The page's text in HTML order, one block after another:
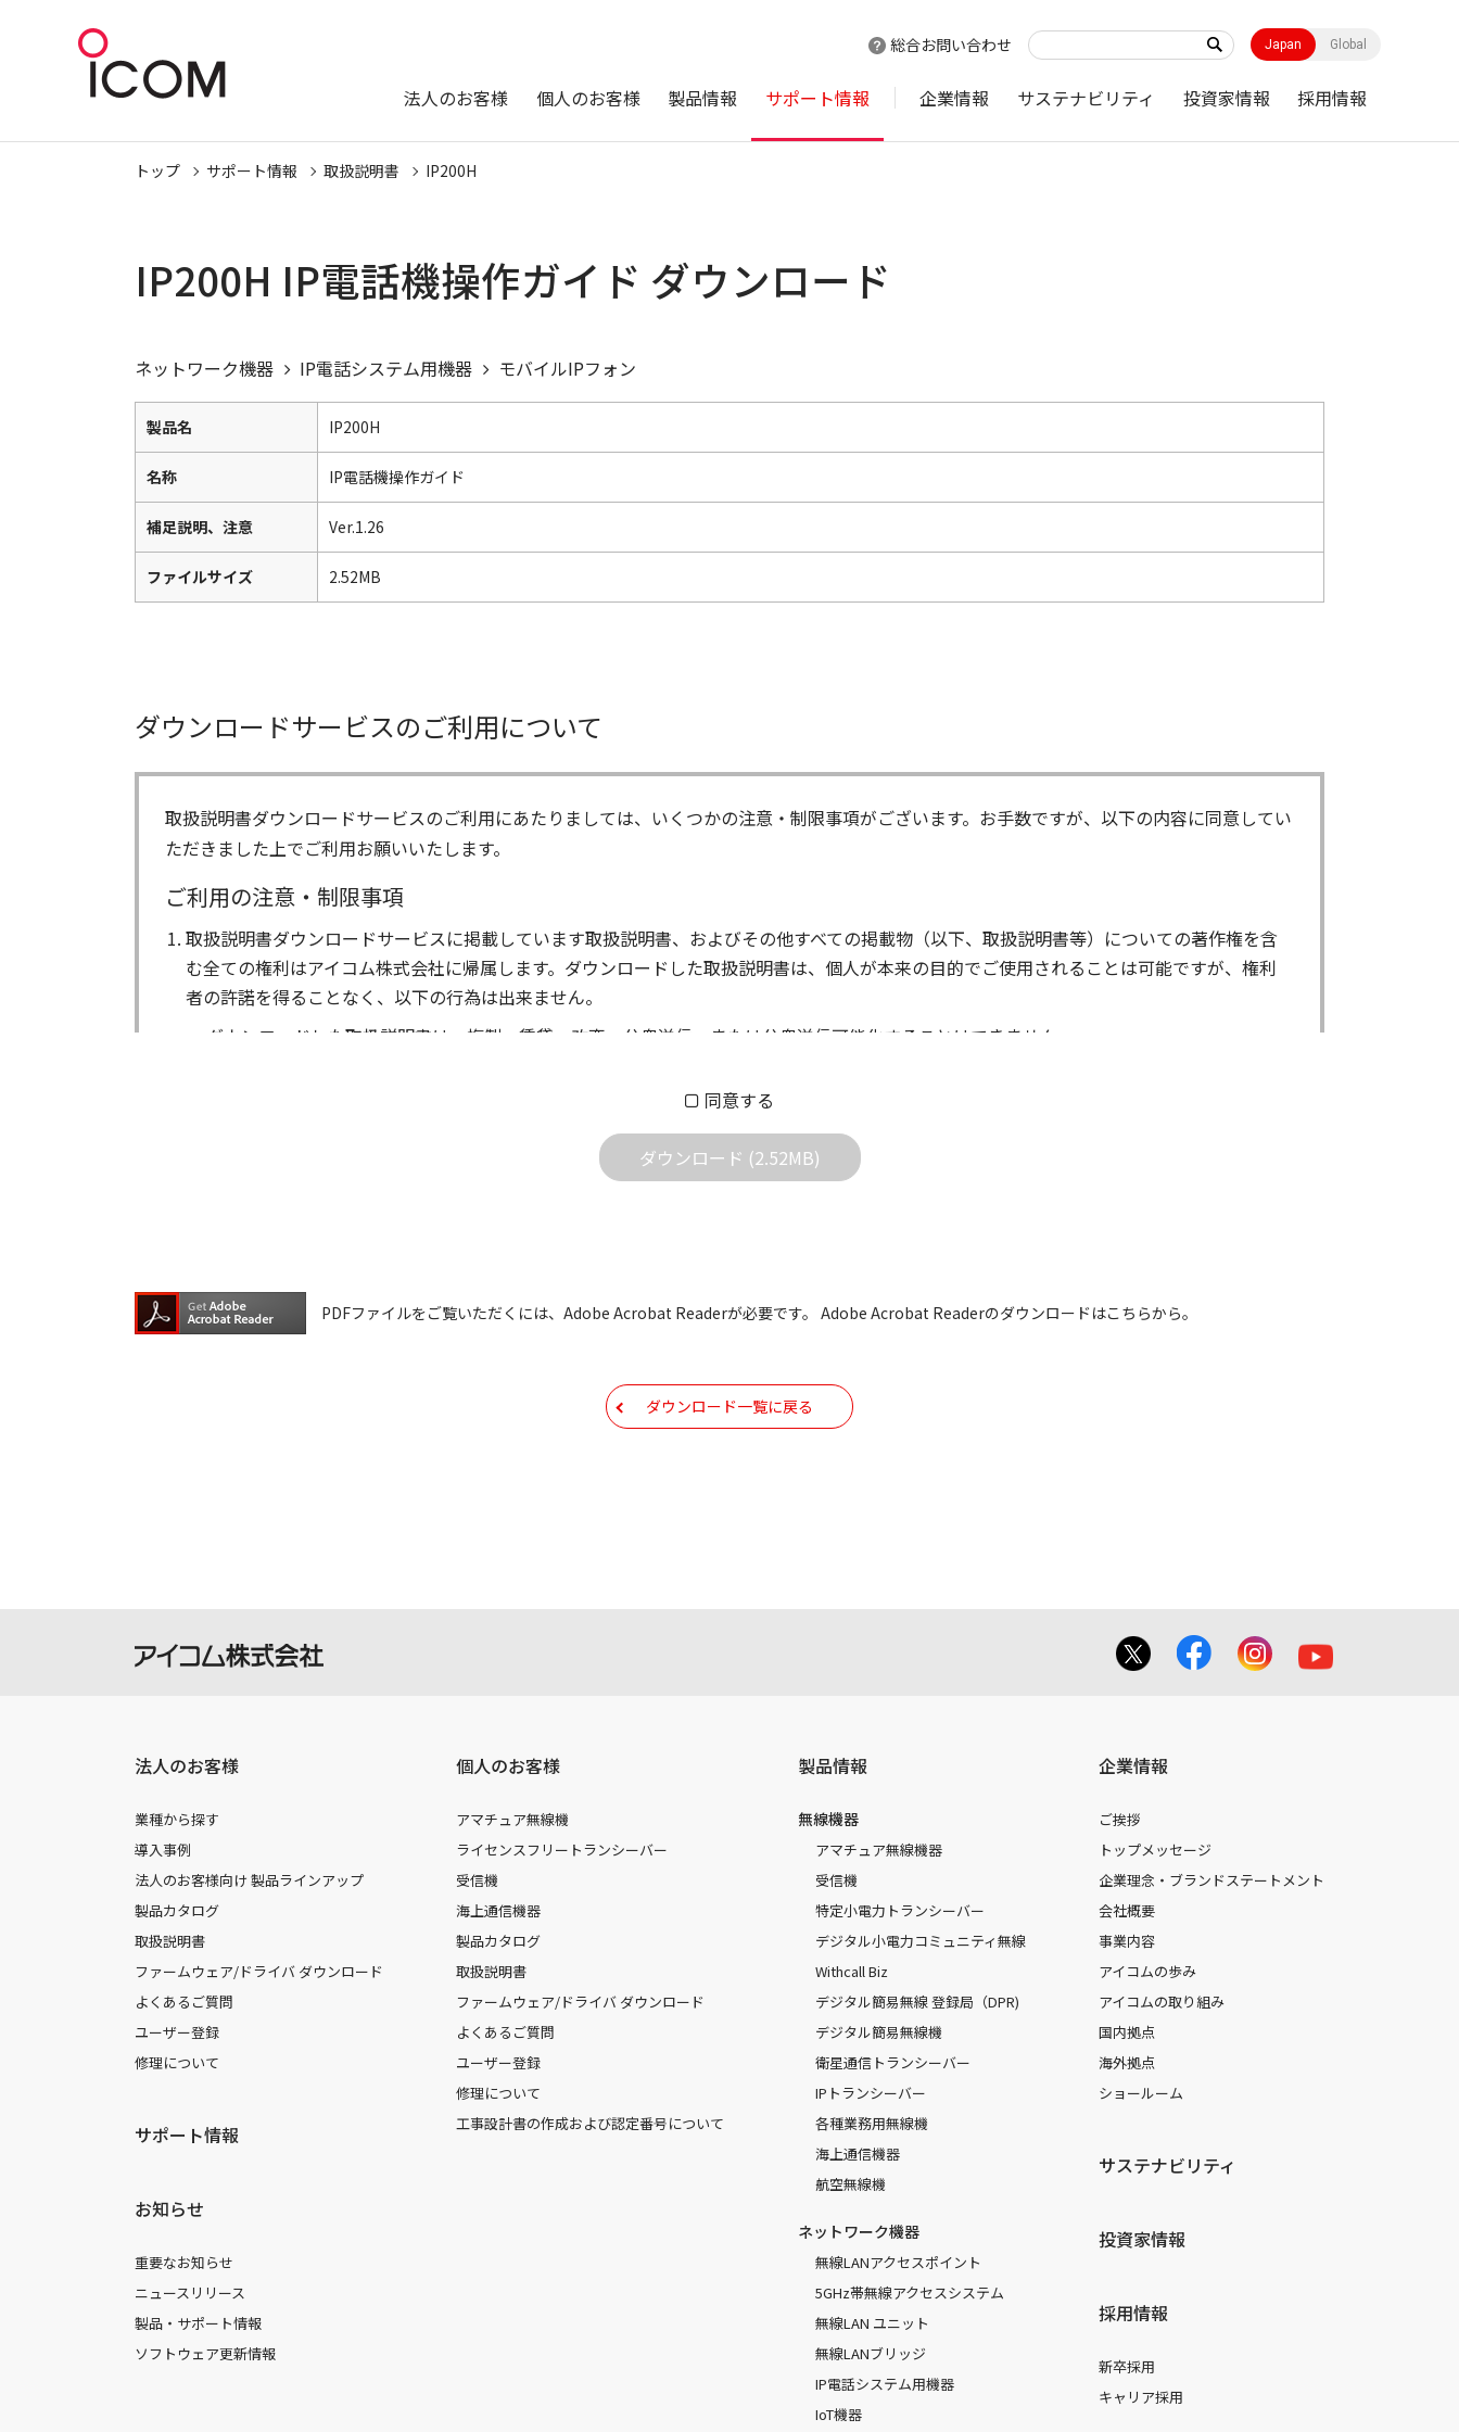
総合お問い合わせ Japan Global
法人のお客様 個人のお客様 製品情報 サポート情報 企業情報 サステナビリティ 投資家情報 採用情報
トップ サポート情報 取扱説明書 IP200H
IP200H IP電話機操作ガイド ダウンロード
ネットワーク機器 IP電話システム用機器 モバイルIPフォン
製品名 IP200H
名称 IP電話機操作ガイド
補足説明、注意 Ver.1.26
ファイルサイズ 2.52MB
ダウンロードサービスのご利用について
取扱説明書ダウンロードサービスのご利用にあたりましては、いくつかの注意・制限事項がございます。お手数ですが、以下の内容に同意してい
ただきました上でご利用お願いいたします。
ご利用の注意・制限事項
取扱説明書ダウンロードサービスに掲載しています取扱説明書、およびその他すべての掲載物（以下、取扱説明書等）についての著作権を含
む全ての権利はアイコム株式会社に帰属します。ダウンロードした取扱説明書は、個人が本来の目的でご使用されることは可能ですが、権利
者の許諾を得ることなく、以下の行為は出来ません。
ダウンロードした取扱説明書は、複製、賃貸、改変、公衆送信、または公衆送信可能化することはできません。
ダウンロードした取扱説明書は、有償あるいは無償を問わず、営業活動に使用することは、いかなる場合であっても出来ません。
ダウンロードした取扱説明書等に使用されている写真、イラスト、データ等に付いての転用は一切出来ません。
掲載の取扱説明書等は、製品発売当時の内容になっております。内容において、法律、仕様、住所、電話番号などは、現在のものと異なるもの
が含まれている場合があります。ご利用の際は、最新情報を参考にしてください。
取扱説明書の内容は、製品の仕様変更などで予告なく変更される場合があります。本サイトに掲載されている取扱説明書の内容は、お手持ち
の機種に同梱されている取扱説明書や現時点で発売されている機種に同梱されている取扱説明書の内容とは異なる場合がございますのでご了
を負いません。
同意する
ダウンロード (2.52MB)
PDFファイルをご覧いただくには、Adobe Acrobat Readerが必要です。 Adobe Acrobat Readerのダウンロードはこちらから。
ダウンロード一覧に戻る
法人のお客様
業種から探す
導入事例
法人のお客様向け 製品ラインアップ
製品カタログ
取扱説明書
ファームウェア/ドライバ ダウンロード
よくあるご質問
ユーザー登録
修理について
サポート情報
お知らせ
重要なお知らせ
ニュースリリース
製品・サポート情報
ソフトウェア更新情報
個人のお客様
アマチュア無線機
ライセンスフリートランシーバー
受信機
海上通信機器
製品カタログ
取扱説明書
ファームウェア/ドライバ ダウンロード
よくあるご質問
ユーザー登録
修理について
工事設計書の作成および認定番号について
製品情報
無線機器
アマチュア無線機器
受信機
特定小電力トランシーバー
デジタル小電力コミュニティ無線
Withcall Biz
デジタル簡易無線 登録局（DPR)
デジタル簡易無線機
衛星通信トランシーバー
IPトランシーバー
各種業務用無線機
海上通信機器
航空無線機
ネットワーク機器
無線LANアクセスポイント
5GHz帯無線アクセスシステム
無線LAN ユニット
無線LANブリッジ
IP電話システム用機器
IoT機器
企業情報
ご挨拶
トップメッセージ
企業理念・ブランドステートメント
会社概要
事業内容
アイコムの歩み
アイコムの取り組み
国内拠点
海外拠点
ショールーム
サステナビリティ
投資家情報
採用情報
新卒採用
キャリア採用